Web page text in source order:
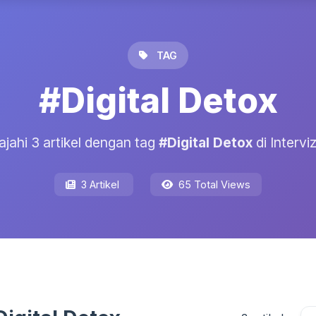
TAG
#Digital Detox
3 artikel dengan tag #Digital Detox di
3 Artikel 65 Total Views